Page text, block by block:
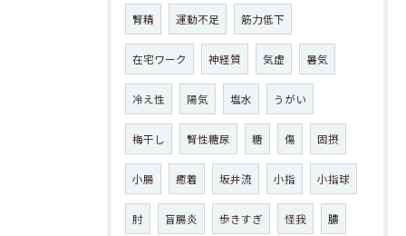
腎精 運動不足 筋力低下
在宅ワーク 神経質 気虚 暑気
冷え性 陽気 塩水 うがい
梅干し 腎性糖尿 糖 傷 固摂
小腸 癒着 坂井流 小指 小指球
肘 盲腸炎 歩きすぎ 怪我 膿